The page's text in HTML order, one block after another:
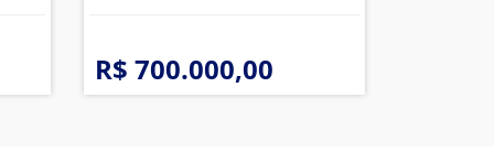
R$ 700.000,00